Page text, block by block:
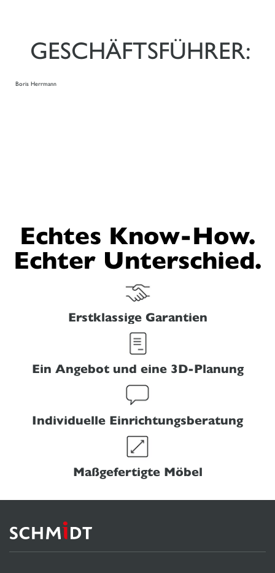
GESCHÄFTSFÜHRER:
Boris Herrmann
Echtes Know-How.
Echter Unterschied.
Erstklassige Garantien
Ein Angebot und eine 3D-Planung
Individuelle Einrichtungsberatung
Maßgefertigte Möbel